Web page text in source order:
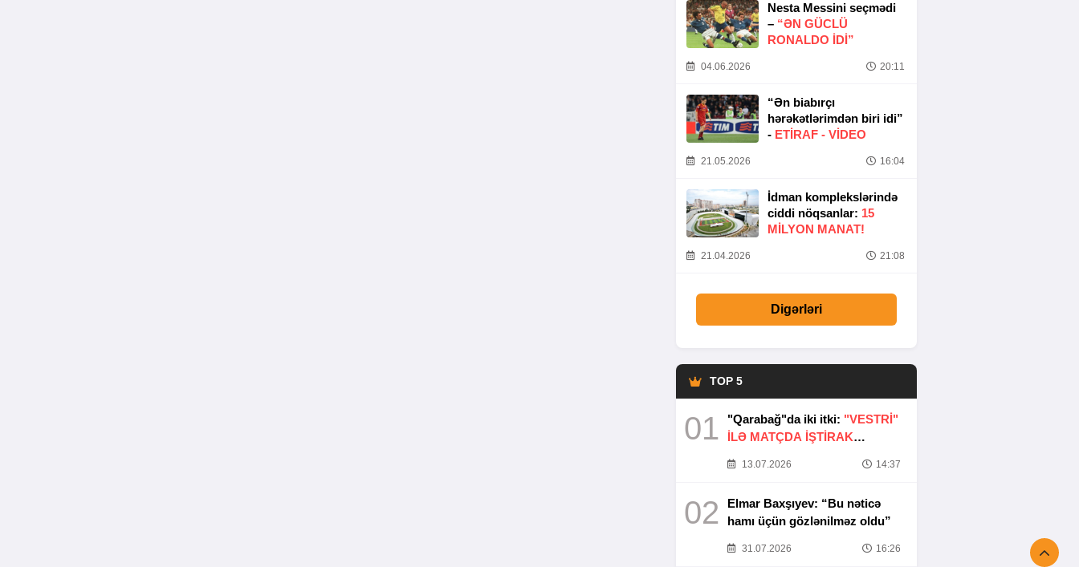
Nesta Messini seçmədi
– “ƏN GÜCLÜ
RONALDO IDI”
04.06.2026 20:11
“Ən biabırçı
hərəkətlərimdən biri idi”
- ETIRAF - VİDEO
21.05.2026 16:04
İdman komplekslərində
ciddi nöqsanlar: 15
MILYON MANAT!
21.04.2026 21:08
Digərləri
TOP 5
01 "Qarabağ"da iki itki: "VESTRİ"
İLƏ MATÇDA İŞTİRAK
13.07.2026 14:37
02
Elmar Baxşıyev: “Bu nəticə
hamı üçün gözlənilməz oldu”
31.07.2026 16:26